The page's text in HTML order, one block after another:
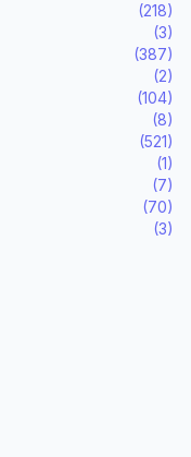
(218)
(3)
(387)
(2)
(104)
(8)
(521)
(1)
(7)
(70)
(3)